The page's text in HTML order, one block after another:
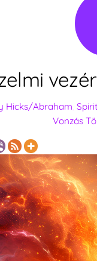
Hicks/Abraham
Vonzás